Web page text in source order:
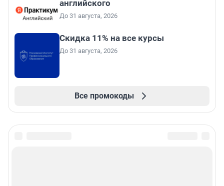
английского
До 31 августа, 2026
Скидка 11% на все курсы
До 31 августа, 2026
Все промокоды